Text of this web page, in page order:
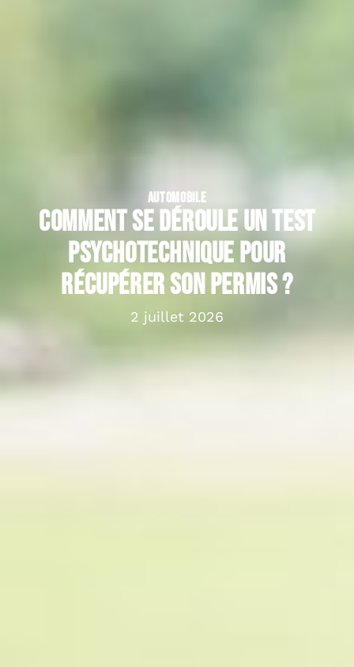
AUTOMOBILE
Comment se déroule un test
psychotechnique pour
récupérer son permis ?
2 juillet 2026